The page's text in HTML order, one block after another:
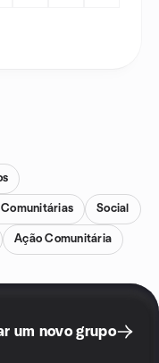
Social
Ação Comunitária
um novo grupo